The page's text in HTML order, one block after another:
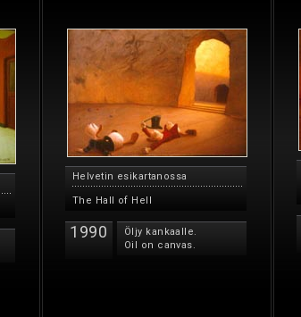
Helvetin esikartanossa
The Hall of Hell
1990
Öljy kankaalle.
Oil on canvas.